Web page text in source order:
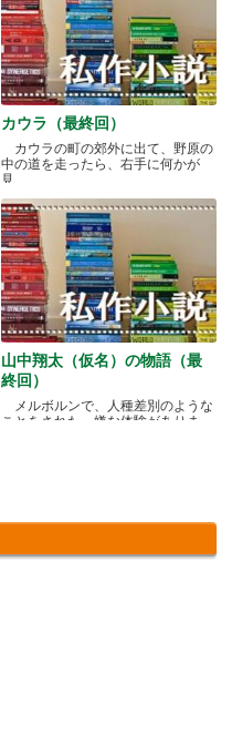
カウラ（最終回）
カウラの町の郊外に出て、野原の
中の道を走ったら、右手に何かが
見.....
山中翔太（仮名）の物語（最
終回）
メルボルンで、人種差別のような
ことをされた、嫌な体験がありま